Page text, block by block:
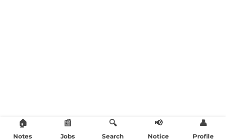
🏠
Notes
📰
Jobs
🔍
Search
📢
Notice
👤
Profile